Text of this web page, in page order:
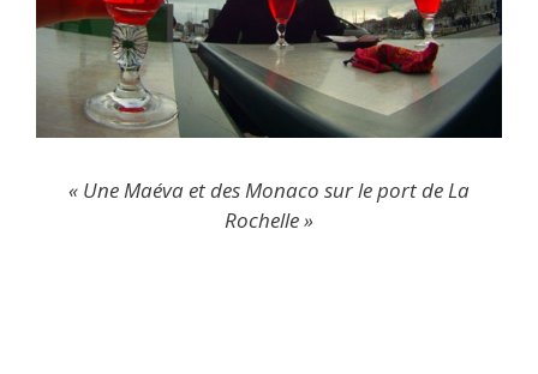
« Une Maéva et des Monaco sur le port de La
Rochelle »